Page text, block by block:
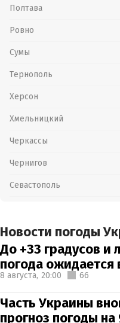
Полтава
Ровно
Сумы
Тернополь
Херсон
Хмельницкий
Черкассы
Чернигов
Севастополь
Новости погоды
До +33 градусов и
погода
8 августа, 20:00 66
Часть Украины
прогноз погоды на